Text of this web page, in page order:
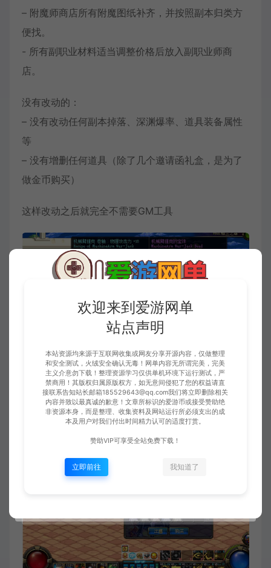
– 附魔师商店所有附魔图纸补齐，并按照副本归类方
便找。
​- 所有副职业材料适当调整价格后放入副职业师商
店。
没有改动的：
– 没有改动任何副本掉落、深渊爆率、道具装备属性
等
– 没有增删任何道具（除了几个邀请函礼盒，是为了
做金币购买）
这样改动之后就完全不需要GM工具
欢迎来到爱游网单
站点声明
本站资源均来源于互联网收集或网友分享开源内容，仅做整理
和安全测试，火绒安全确认无毒！网单内容无所谓完美，完美
主义介意勿下载！整理资源学习仅供单机环境下运行测试，严
禁商用！其版权归属原版权方，如无意间侵犯了您的权益请直
接联系告知站长邮箱185529643@qq.com我们将立即删除相关
内容并致以最真诚的歉意！文章所标识的爱游币或接受赞助绝
非资源本身，而是整理、收集资料及网站运行所必须支出的成
本及用户对我们付出时间精力认可的适度打赏。
赞助VIP可享受全站免费下载！
立即前往 我知道了